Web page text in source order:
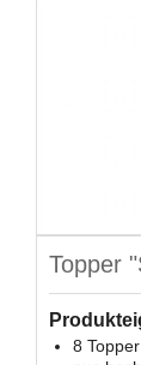
Topper
8 Topper